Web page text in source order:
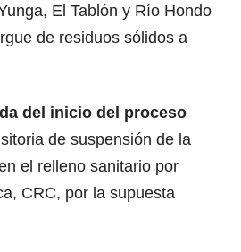
El Tablón y Río Hondo
de residuos sólidos a
del inicio del proceso
de suspensión de la
el relleno sanitario por
CRC, por la supuesta